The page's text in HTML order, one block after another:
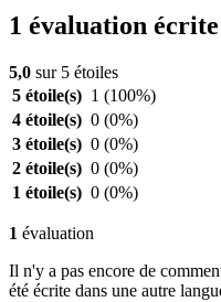
1 évaluation
5,0 sur 5 étoiles
5 étoile(s) 1 (100%)
4 étoile(s) 0 (0%)
3 étoile(s) 0 (0%)
2 étoile(s) 0 (0%)
1 étoile(s) 0 (0%)
1 évaluation
Il n'y a pas encore de
été écrite dans une autre